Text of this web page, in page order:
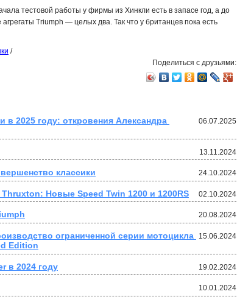
тестовой работы у фирмы из Хинкли есть в запасе год, а до
Triumph — целых два. Так что у британцев пока есть
/
Поделиться с друзьями:
06.07.2025
в 2025 году: откровения Александра
13.11.2024
24.10.2024
классики
02.10.2024
Новые Speed Twin 1200 и 1200RS
20.08.2024
15.06.2024
ограниченной серии мотоцикла
Edition
19.02.2024
в 2024 году
10.01.2024